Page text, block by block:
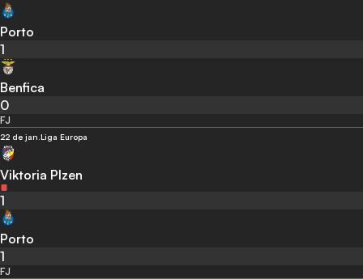
Porto
1
Benfica
0
FJ
22 de jan.Liga Europa
Viktoria Plzen
1
Porto
1
FJ